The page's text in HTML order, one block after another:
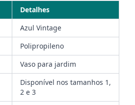
Detalhes
Azul Vintage
Polipropileno
Vaso para jardim
Disponível nos tamanhos 1,
2 e 3